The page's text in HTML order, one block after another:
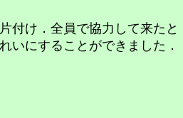
付け．全員で協力して来たと
いにすることができました．